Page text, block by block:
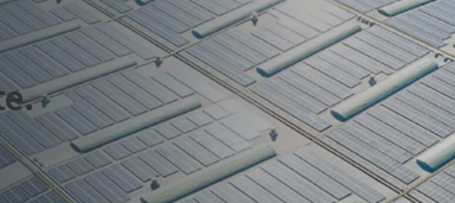
più adattaalle esigenze della tua azienda e ti
vantaggi.